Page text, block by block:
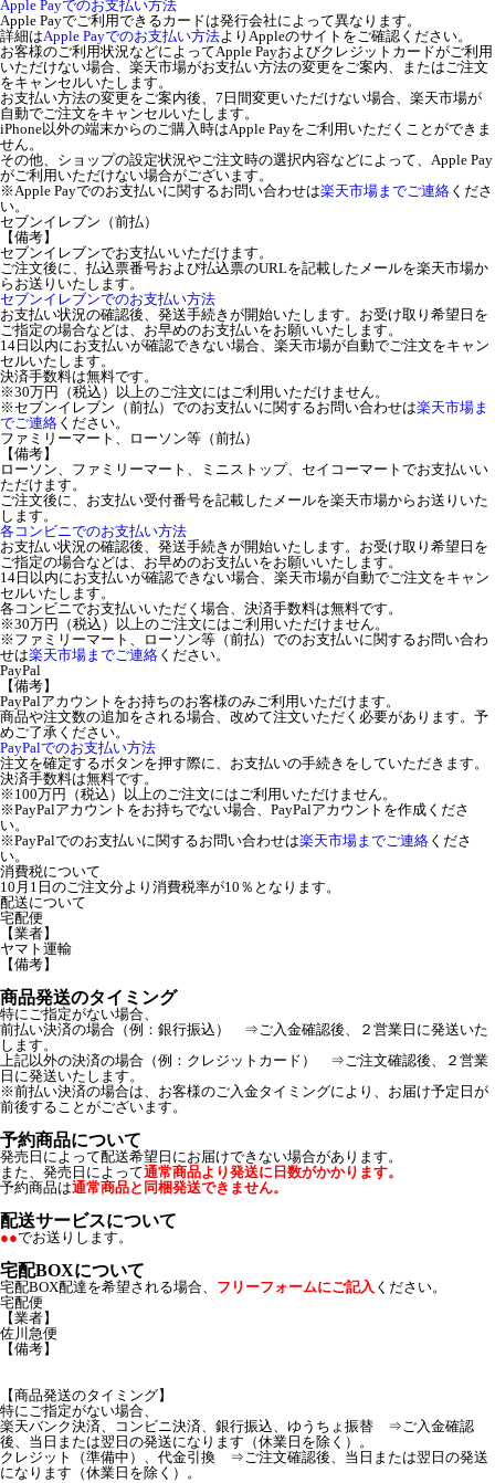
Apple Payでのお支払い方法
Apple Payでご利用できるカードは発行会社によって異なります。
詳細はApple Payでのお支払い方法よりAppleのサイトをご確認ください。
お客様のご利用状況などによってApple Payおよびクレジットカードがご利用
いただけない場合、楽天市場がお支払い方法の変更をご案内、またはご注文
をキャンセルいたします。
お支払い方法の変更をご案内後、7日間変更いただけない場合、楽天市場が
自動でご注文をキャンセルいたします。
iPhone以外の端末からのご購入時はApple Payをご利用いただくことができま
せん。
その他、ショップの設定状況やご注文時の選択内容などによって、Apple Pay
がご利用いただけない場合がございます。
※Apple Payでのお支払いに関するお問い合わせは楽天市場までご連絡 くださ
い。
セブンイレブン（前払）
【備考】
セブンイレブンでお支払いいただけます。
ご注文後に、払込票番号および払込票のURLを記載したメールを楽天市場か
らお送りいたします。
セブンイレブンでのお支払い方法
お支払い状況の確認後、発送手続きが開始いたします。お受け取り希望日を
ご指定の場合などは、お早めのお支払いをお願いいたします。
14日以内にお支払いが確認できない場合、楽天市場が自動でご注文をキャン
セルいたします。
決済手数料は無料です。
※30万円（税込）以上のご注文にはご利用いただけません。
※セブンイレブン（前払）でのお支払いに関するお問い合わせは楽天市場ま
でご連絡 ください。
ファミリーマート、ローソン等（前払）
【備考】
ローソン、ファミリーマート、ミニストップ、セイコーマートでお支払いい
ただけます。
ご注文後に、お支払い受付番号を記載したメールを楽天市場からお送りいた
します。
各コンビニでのお支払い方法
お支払い状況の確認後、発送手続きが開始いたします。お受け取り希望日を
ご指定の場合などは、お早めのお支払いをお願いいたします。
14日以内にお支払いが確認できない場合、楽天市場が自動でご注文をキャン
セルいたします。
各コンビニでお支払いいただく場合、決済手数料は無料です。
※30万円（税込）以上のご注文にはご利用いただけません。
※ファミリーマート、ローソン等（前払）でのお支払いに関するお問い合わ
せは楽天市場までご連絡 ください。
PayPal
【備考】
PayPalアカウントをお持ちのお客様のみご利用いただけます。
商品や注文数の追加をされる場合、改めて注文いただく必要があります。予
めご了承ください。
PayPalでのお支払い方法
注文を確定するボタンを押す際に、お支払いの手続きをしていただきます。
決済手数料は無料です。
※100万円（税込）以上のご注文にはご利用いただけません。
※PayPalアカウントをお持ちでない場合、PayPalアカウントを作成くださ
い。
※PayPalでのお支払いに関するお問い合わせは楽天市場までご連絡 くださ
い。
消費税について
10月1日のご注文分より消費税率が10％となります。
配送について
宅配便
【業者】
ヤマト運輸
【備考】
商品発送のタイミング
特にご指定がない場合、
前払い決済の場合（例：銀行振込） ⇒ご入金確認後、２営業日に発送いた
します。
上記以外の決済の場合（例：クレジットカード） ⇒ご注文確認後、２営業
日に発送いたします。
※前払い決済の場合は、お客様のご入金タイミングにより、お届け予定日が
前後することがございます。
予約商品について
発売日によって配送希望日にお届けできない場合があります。
また、発売日によって通常商品より発送に日数がかかります。
予約商品は通常商品と同梱発送できません。
配送サービスについて
●●でお送りします。
宅配BOXについて
宅配BOX配達を希望される場合、 フリーフォームにご記入 ください。
宅配便
【業者】
佐川急便
【備考】
【商品発送のタイミング】
特にご指定がない場合、
楽天バンク決済、コンビニ決済、銀行振込、ゆうちょ振替 ⇒ご入金確認
後、当日または翌日の発送になります（休業日を除く）。
クレジット（準備中）、代金引換 ⇒ご注文確認後、当日または翌日の発送
になります（休業日を除く）。